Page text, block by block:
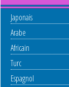
Japonais
Arabe
Africain
Turc
Espagnol